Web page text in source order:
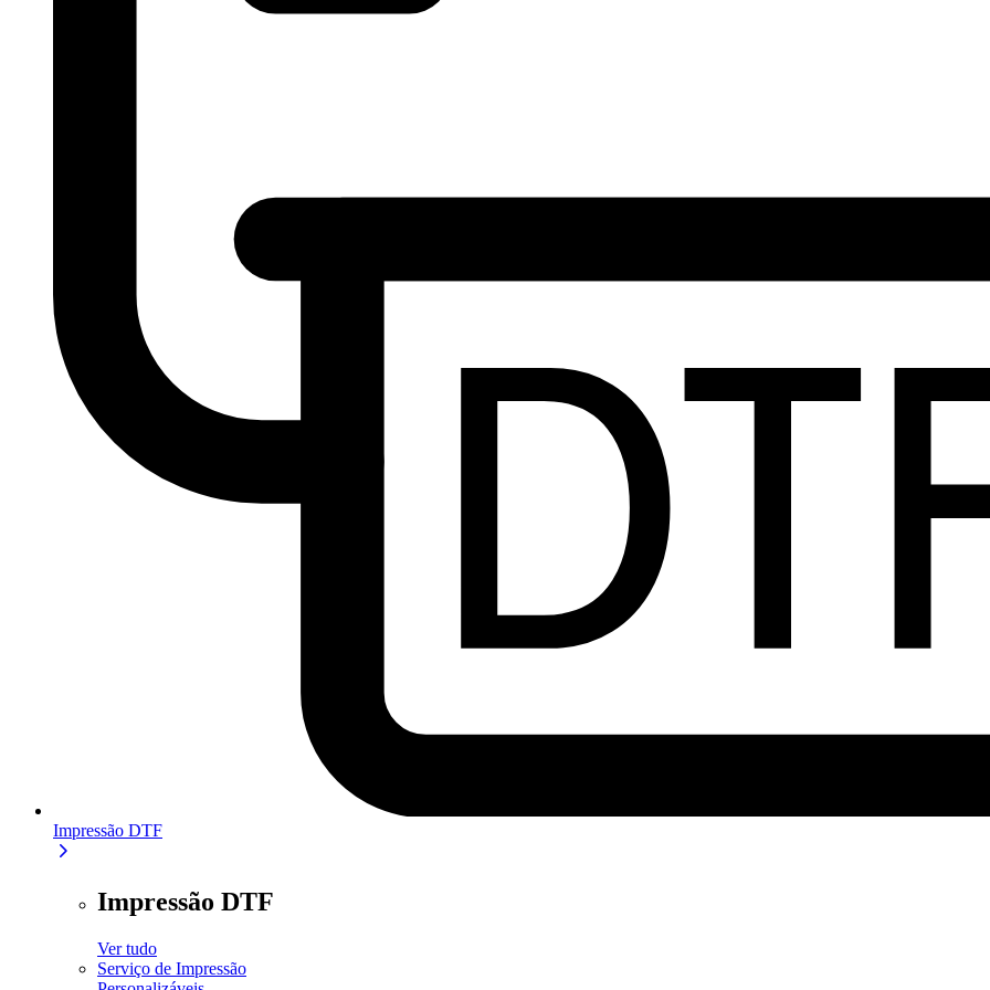
Impressão DTF
Impressão DTF
Ver tudo
Serviço de Impressão